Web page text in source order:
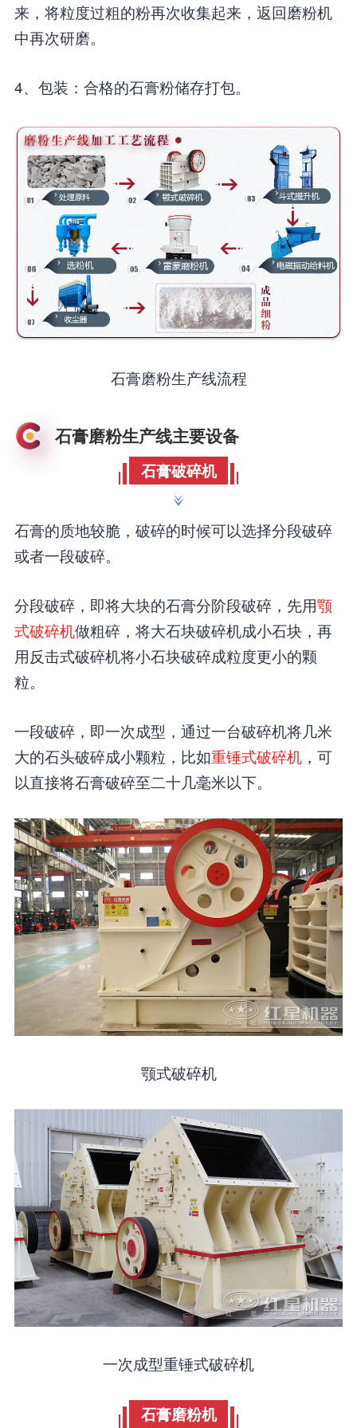
来，将粒度过粗的粉再次收集起来，返回磨粉机
中再次研磨。
4、包装：合格的石膏粉储存打包。
石膏磨粉生产线流程
石膏磨粉生产线主要设备
石膏破碎机
石膏的质地较脆，破碎的时候可以选择分段破碎
或者一段破碎。
分段破碎，即将大块的石膏分阶段破碎，先用颚
式破碎机做粗碎，将大石块破碎机成小石块，再
用反击式破碎机将小石块破碎成粒度更小的颗
粒。
一段破碎，即一次成型，通过一台破碎机将几米
大的石头破碎成小颗粒，比如重锤式破碎机，可
以直接将石膏破碎至二十几毫米以下。
颚式破碎机
一次成型重锤式破碎机
石膏磨粉机